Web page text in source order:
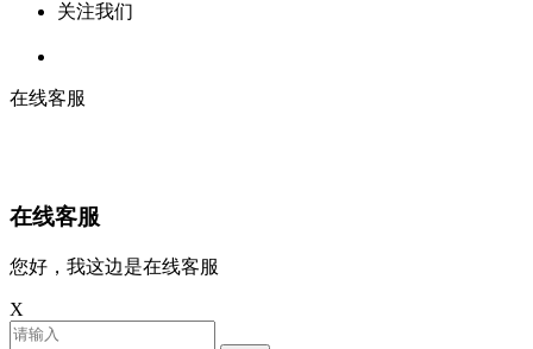
关注我们
在线客服
在线客服
您好，我这边是在线客服
X